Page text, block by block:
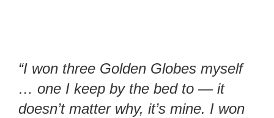
“I won three Golden Globes myself
… one I keep by the bed to — it
doesn’t matter why, it’s mine. I won